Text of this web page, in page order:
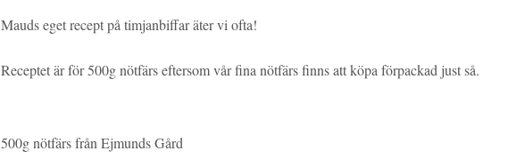
Mauds eget recept på timjanbiffar äter vi ofta!
Receptet är för 500g nötfärs eftersom vår fina nötfärs finns att köpa förpackad just så.
500g nötfärs från Ejmunds Gård